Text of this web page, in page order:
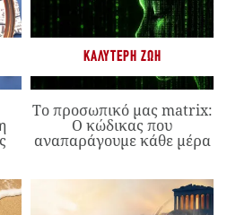
ΚΑΛΎΤΕΡΗ ΖΩΉ
Το προσωπικό μας matrix:
Ο κώδικας που
αναπαράγουμε κάθε μέρα